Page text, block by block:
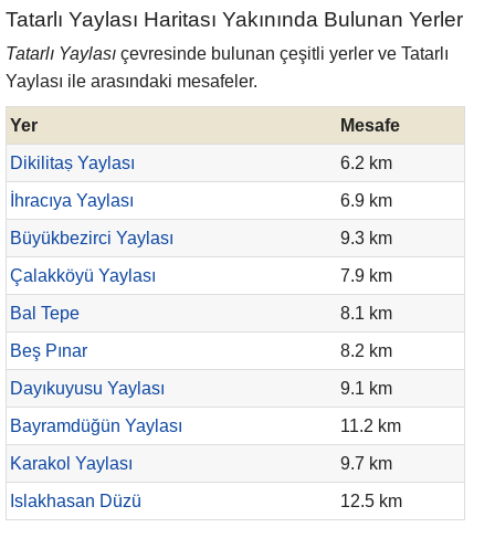
Tatarlı Yaylası Haritası Yakınında Bulunan Yerler
Tatarlı Yaylası çevresinde bulunan çeşitli yerler ve Tatarlı
Yaylası ile arasındaki mesafeler.
Yer
Mesafe
Dikilitaṣ Yaylası
6.2 km
İhracıya Yaylası
6.9 km
Büyükbezirci Yaylası
9.3 km
Çalakköyü Yaylası
7.9 km
Bal Tepe
8.1 km
Beş Pınar
8.2 km
Dayıkuyusu Yaylası
9.1 km
Bayramdüğün Yaylası
11.2 km
Karakol Yaylası
9.7 km
Islakhasan Düzü
12.5 km